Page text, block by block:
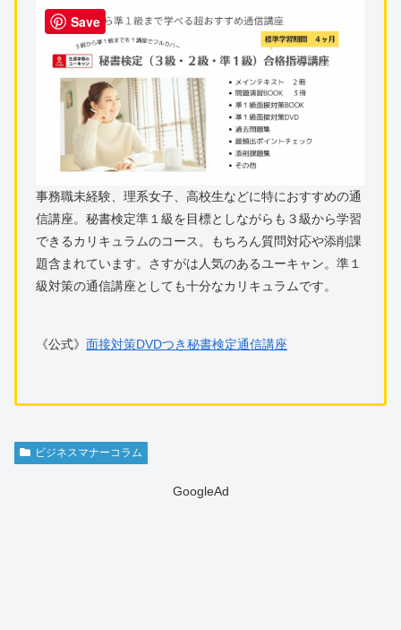
事務職未経験、理系女子、高校生などに特におすすめの通
信講座。秘書検定準１級を目標としながらも３級から学習
できるカリキュラムのコース。もちろん質問対応や添削課
題含まれています。さすがは人気のあるユーキャン。準１
級対策の通信講座としても十分なカリキュラムです。
《公式》 面接対策DVDつき秘書検定通信講座
ビジネスマナーコラム
GoogleAd
Save